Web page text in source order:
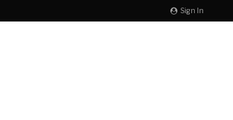
Sign In